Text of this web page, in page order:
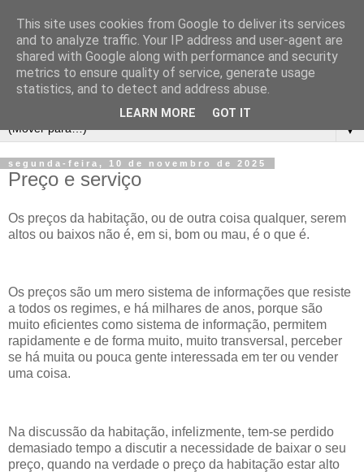
▼
segunda-feira, 10 de novembro de 2025
Preço e serviço
Os preços da habitação, ou de outra coisa qualquer, serem
altos ou baixos não é, em si, bom ou mau, é o que é.
Os preços são um mero sistema de informações que resiste
a todos os regimes, e há milhares de anos, porque são
muito eficientes como sistema de informação, permitem
rapidamente e de forma muito, muito transversal, perceber
se há muita ou pouca gente interessada em ter ou vender
uma coisa.
Na discussão da habitação, infelizmente, tem-se perdido
demasiado tempo a discutir a necessidade de baixar o seu
preço, quando na verdade o preço da habitação estar alto
This site uses cookies from Google to deliver its services
and to analyze traffic. Your IP address and user-agent are
shared with Google along with performance and security
metrics to ensure quality of service, generate usage
statistics, and to detect and address abuse.
LEARN MORE GOT IT